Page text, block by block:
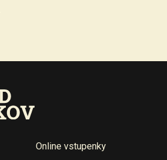
Online vstupenky